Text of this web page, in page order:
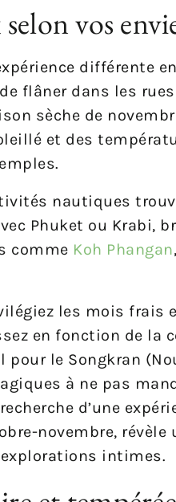
vos
différente
flâner dans les
sèche de
et des
nautiques
Phuket ou Krabi,
comme Koh Phangan
les mois frais
en fonction de la
pour le Songkran
à ne pas
d’une
novembre,
intimes.